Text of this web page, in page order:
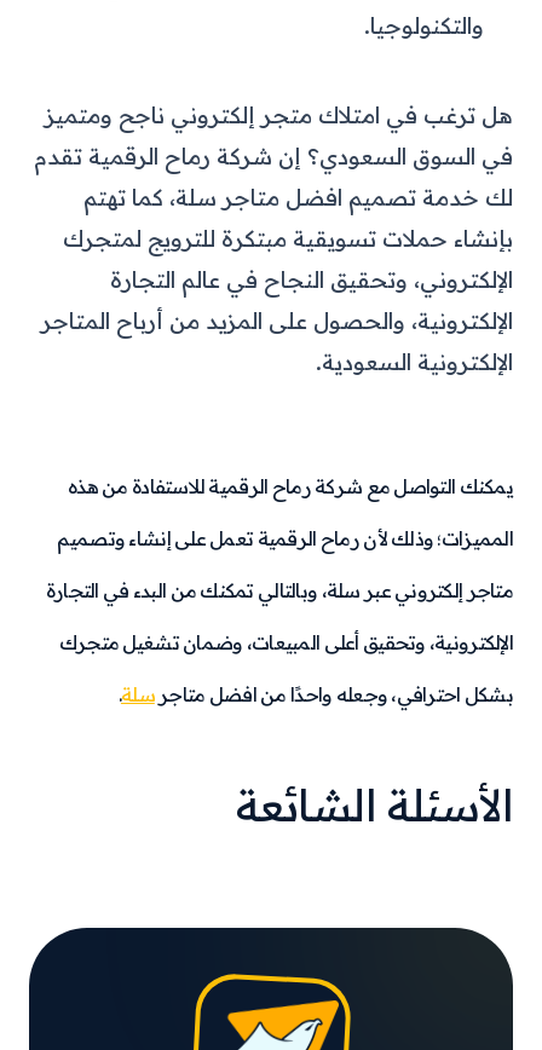
والتكنولوجيا.
هل ترغب في امتلاك متجر إلكتروني ناجح ومتميز
في السوق السعودي؟ إن شركة رماح الرقمية تقدم
لك خدمة تصميم افضل متاجر سلة، كما تهتم
بإنشاء حملات تسويقية مبتكرة للترويج لمتجرك
الإلكتروني، وتحقيق النجاح في عالم التجارة
الإلكترونية، والحصول على المزيد من أرباح المتاجر
الإلكترونية السعودية.
يمكنك التواصل مع شركة رماح الرقمية للاستفادة من هذه
المميزات؛ وذلك لأن رماح الرقمية تعمل على إنشاء وتصميم
متاجر إلكتروني عبر سلة، وبالتالي تمكنك من البدء في التجارة
الإلكترونية، وتحقيق أعلى المبيعات، وضمان تشغيل متجرك
بشكل احترافي، وجعله واحدًا من افضل متاجرسلة.
الأسئلة الشائعة